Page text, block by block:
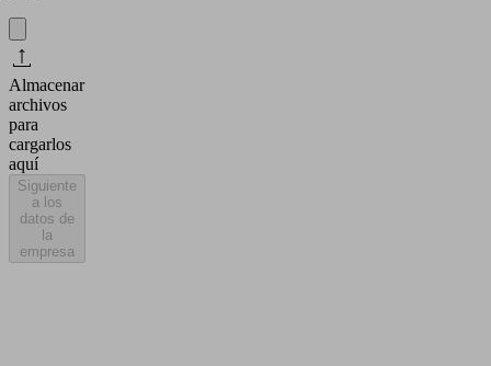
Almacenar
archivos
para
cargarlos
aquí
Siguiente
a los
datos de
la
empresa